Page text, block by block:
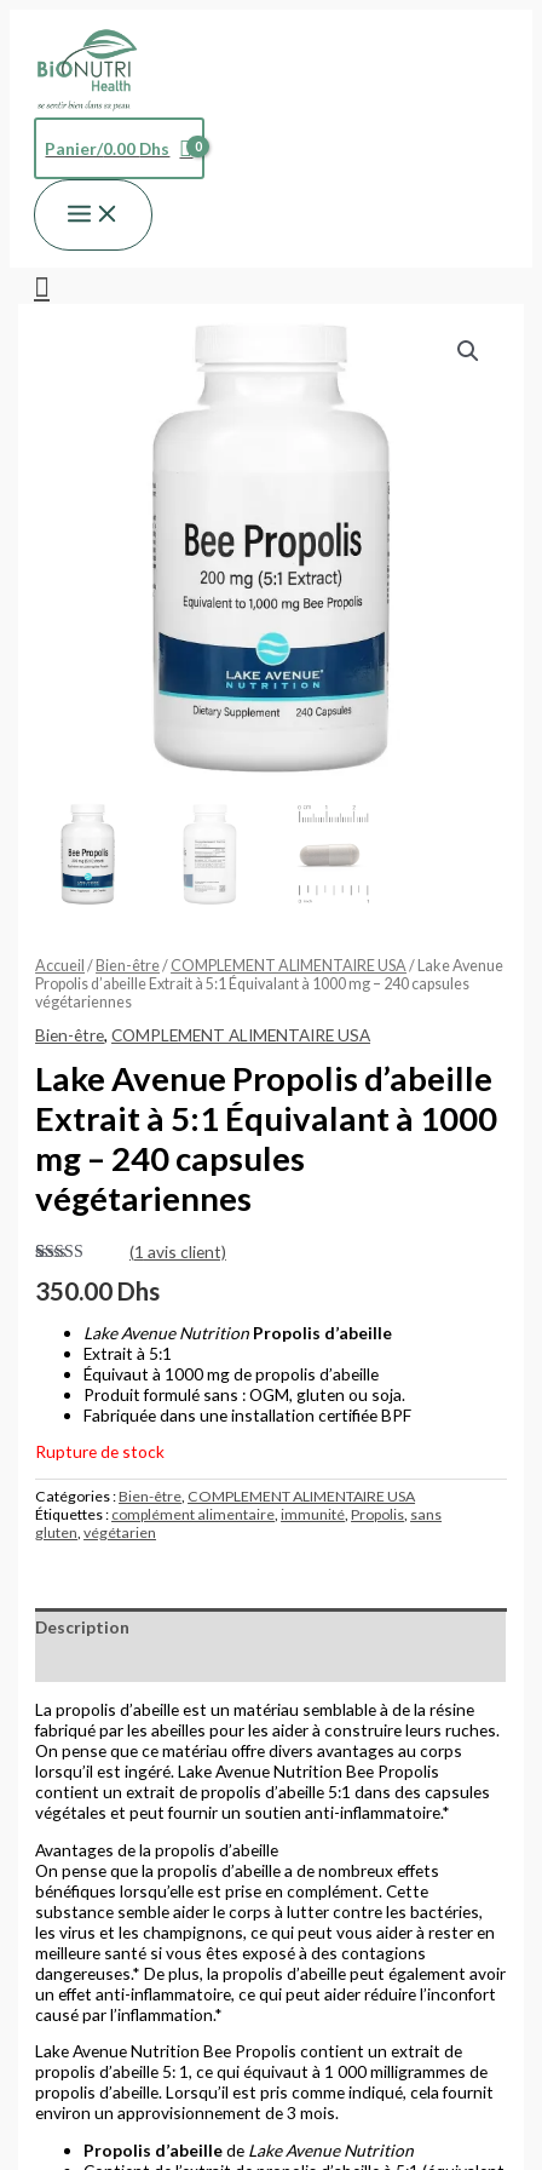
contenu
Panier/0.00 Dhs
Rechercher
Accueil / Bien-être/ COMPLEMENT ALIMENTAIRE USA/ Lake Avenue
Propolis d’abeille Extrait à 5:1 Équivalant à 1000 mg – 240 capsules
végétariennes
Bien-être,COMPLEMENT ALIMENTAIRE USA
Lake Avenue Propolis d’abeille
Extrait à 5:1 Équivalant à 1000
mg – 240 capsules
végétariennes
sur 5 basé
(1 avis client)
350.00 Dhs
Lake Avenue Nutrition Propolis d’abeille
Extrait à 5:1
Équivaut à 1000 mg de propolis d’abeille
Produit formulé sans : OGM, gluten ou soja.
Fabriquée dans une installation certifiée BPF
Rupture de stock
Catégories :Bien-être, COMPLEMENT ALIMENTAIRE USA
Étiquettes : complément alimentaire,immunité,Propolis, sans
gluten,végétarien
Description
La propolis d’abeille est un matériau semblable à de la résine
fabriqué par les abeilles pour les aider à construire leurs ruches.
On pense que ce matériau offre divers avantages au corps
lorsqu’il est ingéré. Lake Avenue Nutrition Bee Propolis
contient un extrait de propolis d’abeille 5:1 dans des capsules
végétales et peut fournir un soutien anti-inflammatoire.*
Avantages de la propolis d’abeille
On pense que la propolis d’abeille a de nombreux effets
bénéfiques lorsqu’elle est prise en complément. Cette
substance semble aider le corps à lutter contre les bactéries,
les virus et les champignons, ce qui peut vous aider à rester en
meilleure santé si vous êtes exposé à des contagions
dangereuses.* De plus, la propolis d’abeille peut également avoir
un effet anti-inflammatoire, ce qui peut aider réduire l’inconfort
causé par l’inflammation.*
Lake Avenue Nutrition Bee Propolis contient un extrait de
propolis d’abeille 5: 1, ce qui équivaut à 1 000 milligrammes de
propolis d’abeille. Lorsqu’il est pris comme indiqué, cela fournit
environ un approvisionnement de 3 mois.
Propolis d’abeillede Lake Avenue Nutrition